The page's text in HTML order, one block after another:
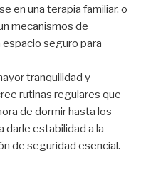
en una terapia familiar, o
mecanismos de
espacio seguro para
tranquilidad y
rutinas regulares que
de dormir hasta los
darle estabilidad a la
de seguridad esencial.